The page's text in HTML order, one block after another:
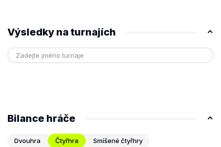
Výsledky na turnajích
Bilance hráče
Dvouhra Čtyřhra Smíšené čtyřhry